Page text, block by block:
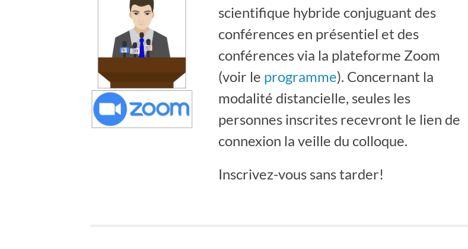
scientifique hybride conjuguant des
conférences en présentiel et des
conférences via la plateforme Zoom
(voir le programme). Concernant la
modalité distancielle, seules les
personnes inscrites recevront le lien de
connexion la veille du colloque.
Inscrivez-vous sans tarder!